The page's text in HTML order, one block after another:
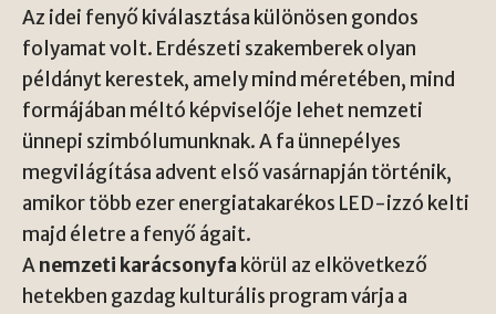
Az idei fenyő kiválasztása különösen gondos
folyamat volt. Erdészeti szakemberek olyan
példányt kerestek, amely mind méretében, mind
formájában méltó képviselője lehet nemzeti
ünnepi szimbólumunknak. A fa ünnepélyes
megvilágítása advent első vasárnapján történik,
amikor több ezer energiatakarékos LED-izzó kelti
majd életre a fenyő ágait.
Anemzeti karácsonyfa körül az elkövetkező
hetekben gazdag kulturális program várja a